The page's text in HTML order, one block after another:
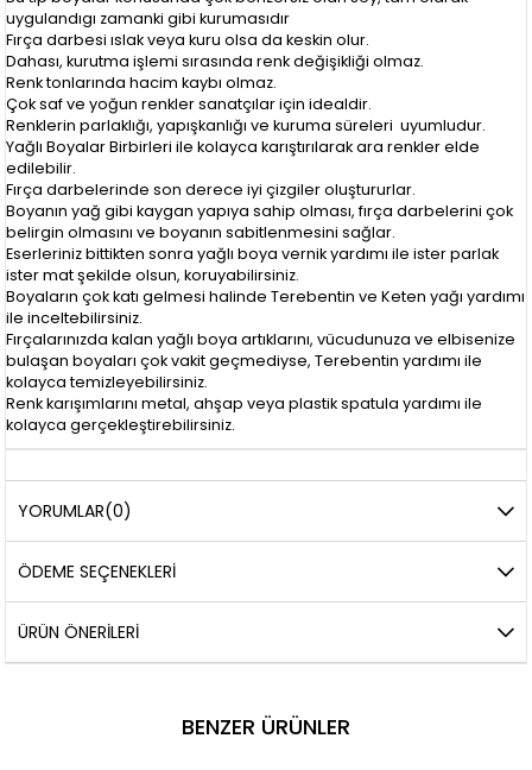
uygulandıgı zamanki gibi kurumasıdır
Fırça darbesi ıslak veya kuru olsa da keskin olur.
Dahası, kurutma işlemi sırasında renk değişikliği olmaz.
Renk tonlarında hacim kaybı olmaz.
Çok saf ve yoğun renkler sanatçılar için idealdir.
Renklerin parlaklığı, yapışkanlığı ve kuruma süreleri uyumludur.
Yağlı Boyalar Birbirleri ile kolayca karıştırılarak ara renkler elde
edilebilir.
Fırça darbelerinde son derece iyi çizgiler oluştururlar.
Boyanın yağ gibi kaygan yapıya sahip olması, fırça darbelerini çok
belirgin olmasını ve boyanın sabitlenmesini sağlar.
Eserleriniz bittikten sonra yağlı boya vernik yardımı ile ister parlak
ister mat şekilde olsun, koruyabilirsiniz.
Boyaların çok katı gelmesi halinde Terebentin ve Keten yağı yardımı
ile inceltebilirsiniz.
Fırçalarınızda kalan yağlı boya artıklarını, vücudunuza ve elbisenize
bulaşan boyaları çok vakit geçmediyse, Terebentin yardımı ile
kolayca temizleyebilirsiniz.
Renk karışımlarını metal, ahşap veya plastik spatula yardımı ile
kolayca gerçekleştirebilirsiniz.
YORUMLAR(0)
ÖDEME SEÇENEKLERI
ÜRÜN ÖNERILERI
BENZER ÜRÜNLER